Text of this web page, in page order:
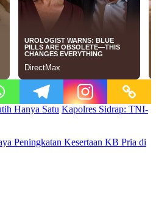
Hanya Satu Kapolres Sidrap: TNI-
Peningkatan Kesertaan KB Pria di